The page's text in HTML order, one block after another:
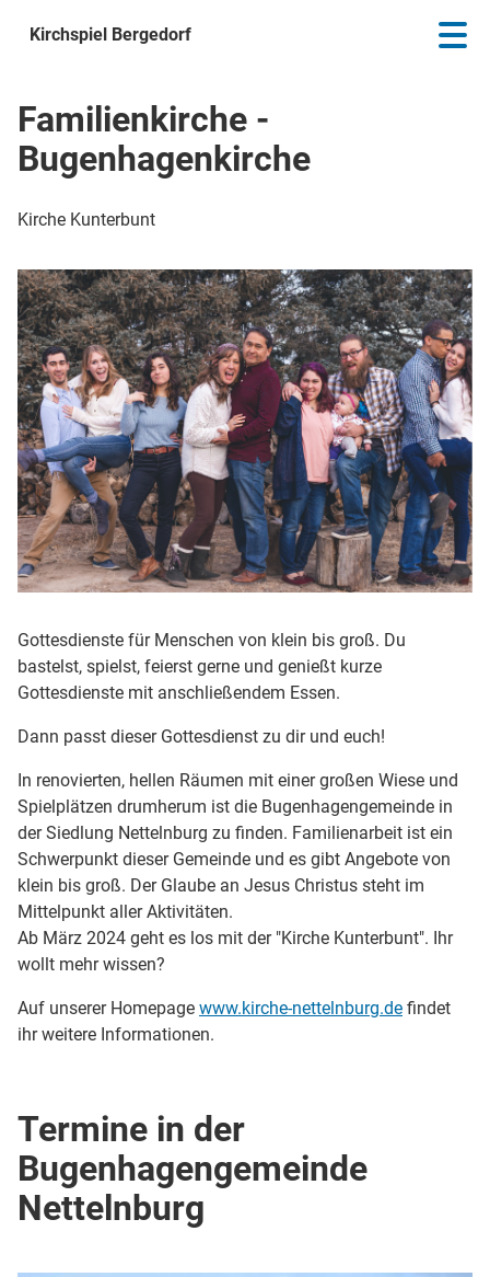
Kirchspiel Bergedorf
Familienkirche -
Bugenhagenkirche
Kirche Kunterbunt
Gottesdienste für Menschen von klein bis groß. Du
bastelst, spielst, feierst gerne und genießt kurze
Gottesdienste mit anschließendem Essen.
Dann passt dieser Gottesdienst zu dir und euch!
In renovierten, hellen Räumen mit einer großen Wiese und
Spielplätzen drumherum ist die Bugenhagengemeinde in
der Siedlung Nettelnburg zu finden. Familienarbeit ist ein
Schwerpunkt dieser Gemeinde und es gibt Angebote von
klein bis groß. Der Glaube an Jesus Christus steht im
Mittelpunkt aller Aktivitäten.
Ab März 2024 geht es los mit der "Kirche Kunterbunt". Ihr
wollt mehr wissen?
Auf unserer Homepage www.kirche-nettelnburg.de findet
ihr weitere Informationen.
Termine in der
Bugenhagengemeinde
Nettelnburg